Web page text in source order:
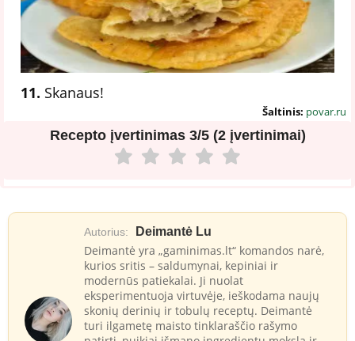
11. Skanaus!
Šaltinis: povar.ru
Recepto įvertinimas 3/5 (2 įvertinimai)
Autorius: Deimantė Lu
Deimantė yra „gaminimas.lt“ komandos narė,
kurios sritis – saldumynai, kepiniai ir
modernūs patiekalai. Ji nuolat
eksperimentuoja virtuvėje, ieškodama naujų
skonių derinių ir tobulų receptų. Deimantė
turi ilgametę maisto tinklaraščio rašymo